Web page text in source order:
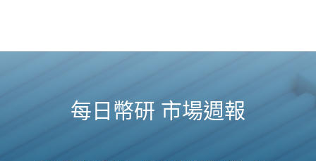
每日幣研 市場週報